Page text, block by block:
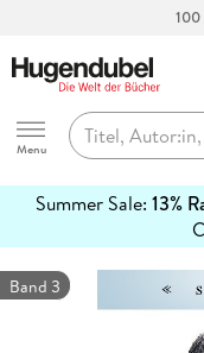
100
Hugendubel
Menu
Summer Sale: 13%
erfahren
Band 3